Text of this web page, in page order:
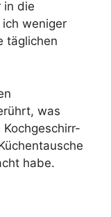
in die
weniger
täglichen
was
habe.